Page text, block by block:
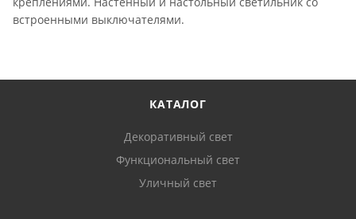
встроенными выключателями.
КАТАЛОГ
Декоративный свет
Функциональный свет
Уличный свет